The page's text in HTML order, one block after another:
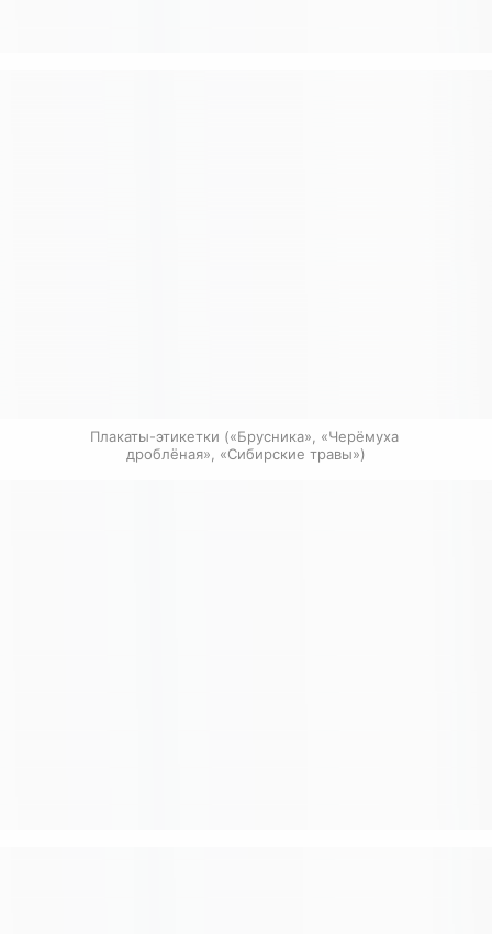
Плакаты-этикетки («Брусника», «Черёмуха
дроблёная», «Сибирские травы»)